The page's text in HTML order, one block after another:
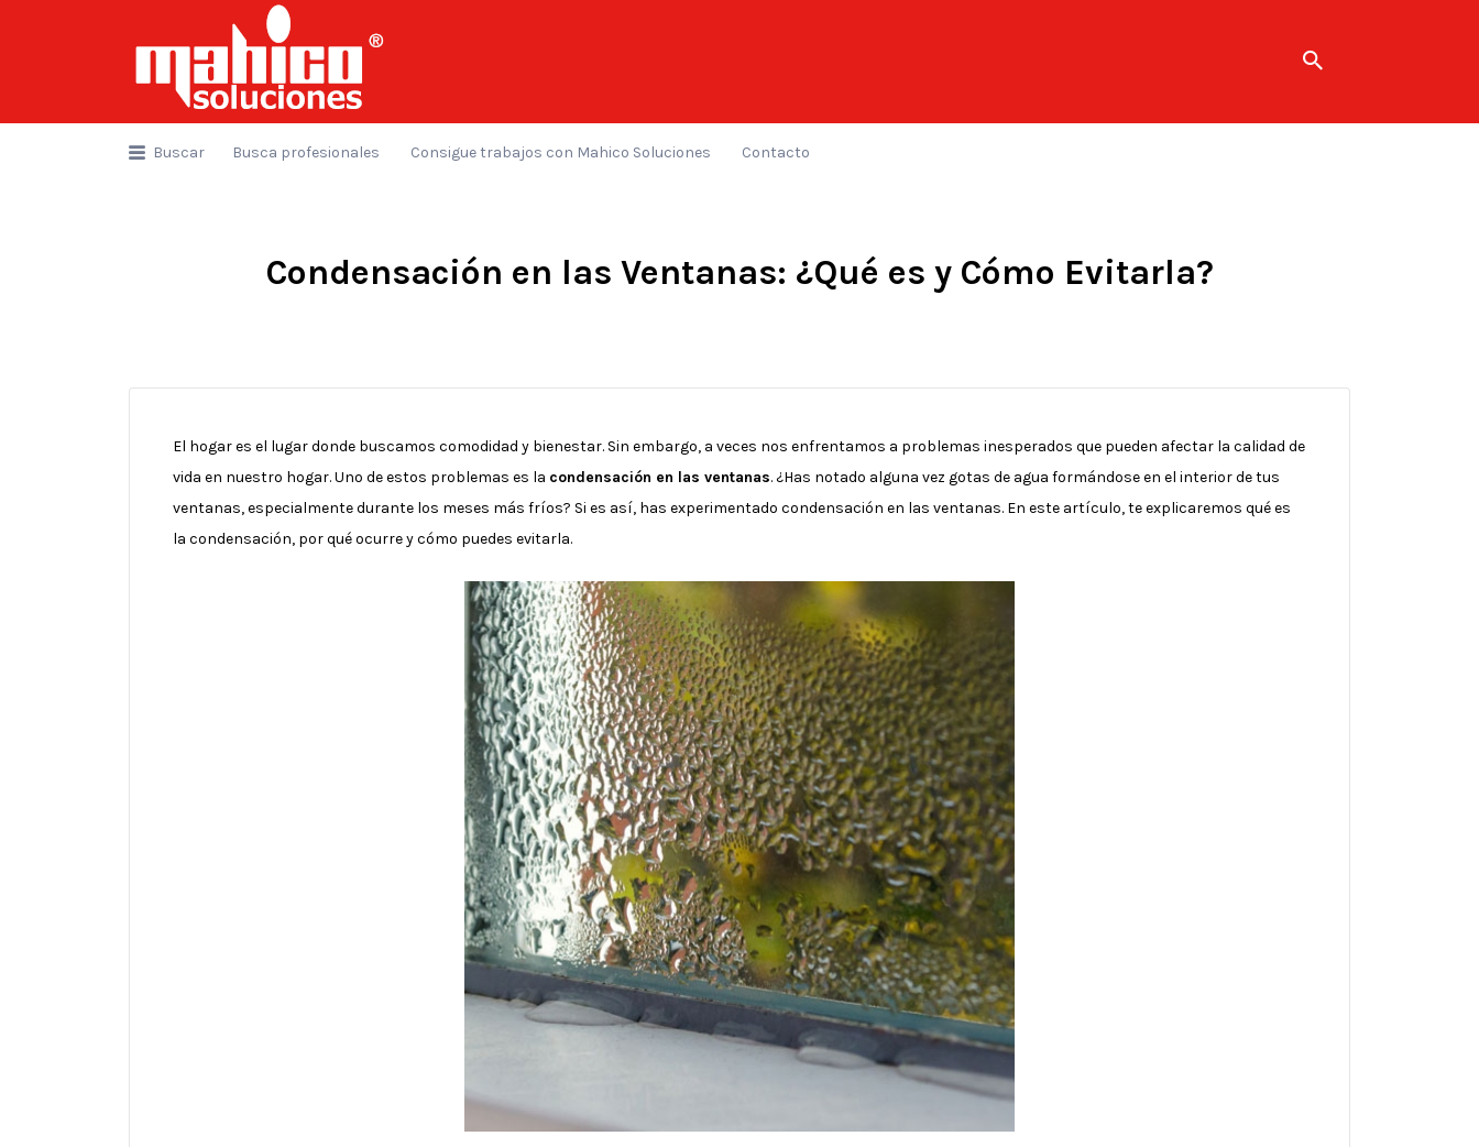
por:
Buscar Busca profesionales Consigue trabajos con Mahico Soluciones Contacto
Condensación en las Ventanas: ¿Qué es y Cómo Evitarla?
El hogar es el lugar donde buscamos comodidad y bienestar. Sin embargo, a veces nos enfrentamos a problemas inesperados que pueden afectar la calidad de
vida en nuestro hogar. Uno de estos problemas es la condensación en las ventanas. ¿Has notado alguna vez gotas de agua formándose en el interior de tus
ventanas, especialmente durante los meses más fríos? Si es así, has experimentado condensación en las ventanas. En este artículo, te explicaremos qué es
la condensación, por qué ocurre y cómo puedes evitarla.